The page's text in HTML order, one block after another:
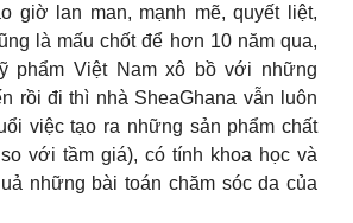
giờ lan man, mạnh mẽ, quyết liệt,
là mấu chốt để hơn 10 năm qua,
phẩm Việt Nam xô bồ với những
rồi đi thì nhà SheaGhana vẫn luôn
việc tạo ra những sản phẩm chất
với tầm giá), có tính khoa học và
những bài toán chăm sóc da của